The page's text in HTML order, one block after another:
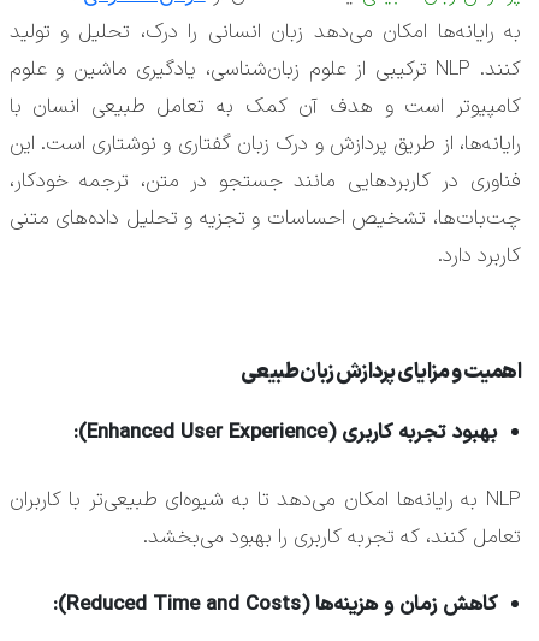
به رایانه‌ها امکان می‌دهد زبان انسانی را درک، تحلیل و تولید
کنند. NLP ترکیبی از علوم زبان‌شناسی، یادگیری ماشین و علوم
کامپیوتر است و هدف آن کمک به تعامل طبیعی انسان با
رایانه‌ها، از طریق پردازش و درک زبان گفتاری و نوشتاری است. این
فناوری در کاربردهایی مانند جستجو در متن، ترجمه خودکار،
چت‌بات‌ها، تشخیص احساسات و تجزیه و تحلیل داده‌های متنی
کاربرد دارد.
اهمیت و مزایای پردازش زبان طبیعی
بهبود تجربه کاربری (Enhanced User Experience):
NLP به رایانه‌ها امکان می‌دهد تا به شیوه‌ای طبیعی‌تر با کاربران
تعامل کنند، که تجربه کاربری را بهبود می‌بخشد.
کاهش زمان و هزینه‌ها (Reduced Time and Costs):